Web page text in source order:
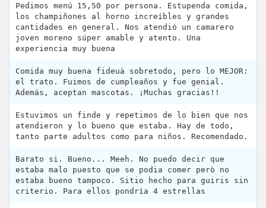
Pedimos menú 15,50 por persona. Estupenda comida,
los champiñones al horno increíbles y grandes
cantidades en general. Nos atendió un camarero
joven moreno súper amable y atento. Una
experiencia muy buena
Comida muy buena fideuà sobretodo, pero lo MEJOR:
el trato. Fuimos de cumpleaños y fue genial.
Además, aceptan mascotas. ¡Muchas gracias!!
Estuvimos un finde y repetimos de lo bien que nos
atendieron y lo bueno que estaba. Hay de todo,
tanto parte adultos como para niños. Recomendado.
Barato si. Bueno... Meeh. No puedo decir que
estaba malo puesto que se podia comer però no
estaba bueno tampoco. Sitio hecho para guiris sin
criterio. Para ellos pondría 4 estrellas ‍